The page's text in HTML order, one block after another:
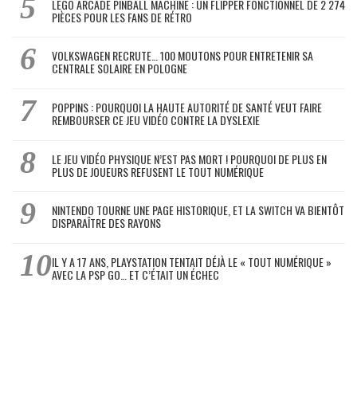
LEGO ARCADE PINBALL MACHINE : UN FLIPPER FONCTIONNEL DE 2 274
PIÈCES POUR LES FANS DE RÉTRO
VOLKSWAGEN RECRUTE… 100 MOUTONS POUR ENTRETENIR SA
CENTRALE SOLAIRE EN POLOGNE
POPPINS : POURQUOI LA HAUTE AUTORITÉ DE SANTÉ VEUT FAIRE
REMBOURSER CE JEU VIDÉO CONTRE LA DYSLEXIE
LE JEU VIDÉO PHYSIQUE N’EST PAS MORT ! POURQUOI DE PLUS EN
PLUS DE JOUEURS REFUSENT LE TOUT NUMÉRIQUE
NINTENDO TOURNE UNE PAGE HISTORIQUE, ET LA SWITCH VA BIENTÔT
DISPARAÎTRE DES RAYONS
IL Y A 17 ANS, PLAYSTATION TENTAIT DÉJÀ LE « TOUT NUMÉRIQUE »
AVEC LA PSP GO… ET C’ÉTAIT UN ÉCHEC